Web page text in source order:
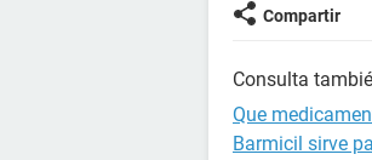
Compartir
Consulta
Que
Barmicil sirve